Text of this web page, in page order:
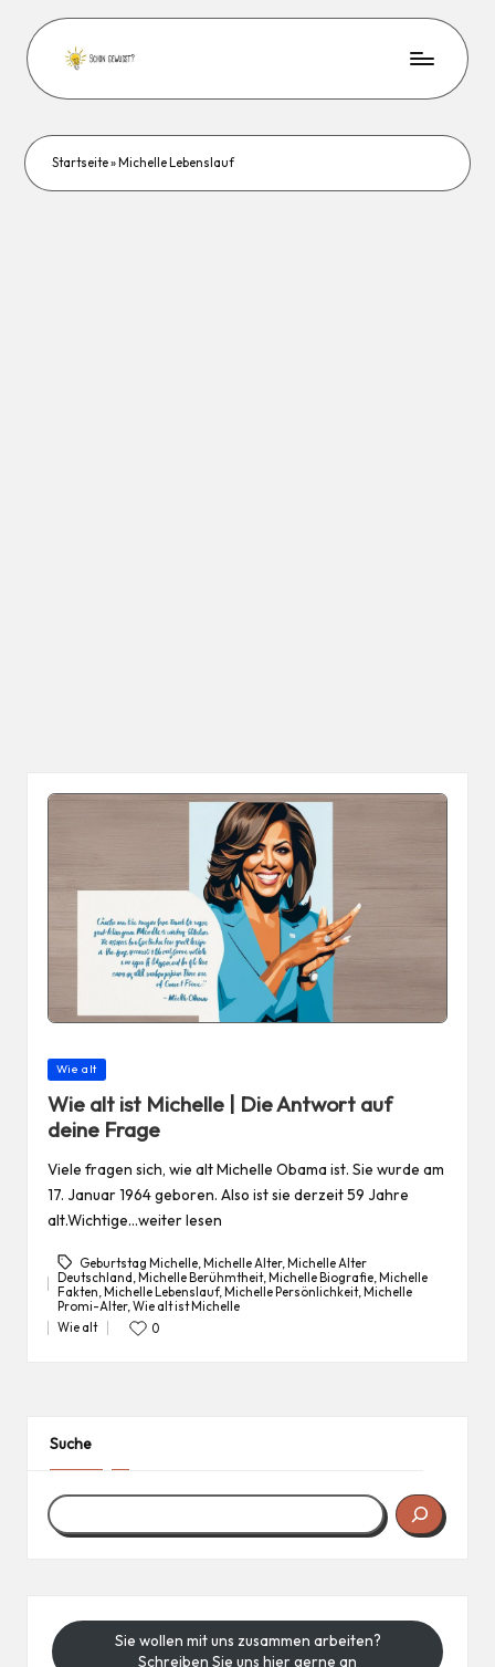
Startseite» Michelle Lebenslauf
Posted
Wie alt
Wie alt ist Michelle | Die Antwort auf
deine Frage
Viele fragen sich, wie alt Michelle Obama ist. Sie wurde am
17. Januar 1964 geboren. Also ist sie derzeit 59 Jahre
alt.Wichtige…weiter lesen
Tags:
Geburtstag Michelle, Michelle Alter, Michelle Alter
Deutschland Michelle Berühmtheit, Michelle Biografie, Michelle
Fakten Michelle Lebenslauf, Michelle Persönlichkeit, Michelle
Promi-Alter, Wie alt ist Michelle
Posted
Wie alt 0
Suche
Sie wollen mit uns zusammen arbeiten?
Schreiben Sie uns hier gerne an